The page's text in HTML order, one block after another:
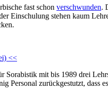
fast schon verschwunden.
Einschulung stehen kaum
<<
mit bis 1989 drei
Personal zurückgestutzt, dass